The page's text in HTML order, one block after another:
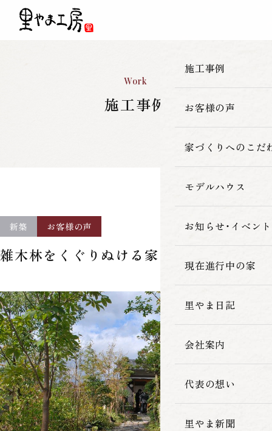
施工事例
一覧
新築
改築・リフォーム
お客様の声
家づくりへのこだ
里やま工房の家
素材へのこだわ
暮らしの性能
モデルハウス
お知らせ・イベント
現在進行中の家
里やま日記
会社案内
代表の想い
里やま新聞
Work
施工事例
新築 お客様の声
雑木林をくぐりぬける家